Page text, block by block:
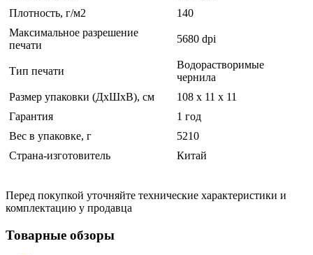
Плотность, г/м2
140
Максимальное разрешение
печати
5680 dpi
Тип печати
Водорастворимые
чернила
Размер упаковки (ДхШхВ), см
108 x 11 x 11
Гарантия
1 год
Вес в упаковке, г
5210
Страна-изготовитель
Китай
Перед покупкой уточняйте технические характеристики и
комплектацию у продавца
Товарные обзоры